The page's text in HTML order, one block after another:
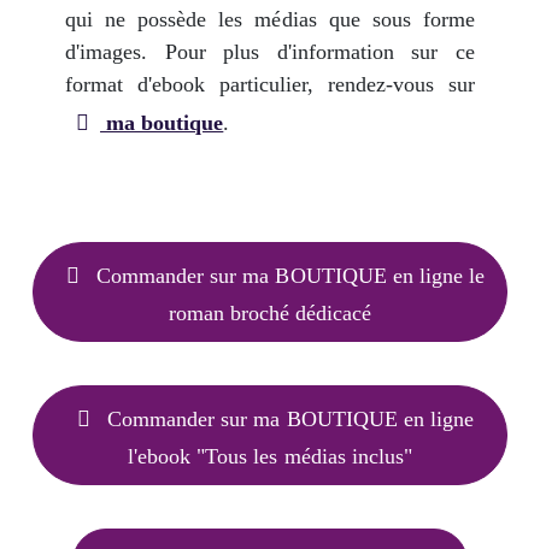
qui ne possède les médias que sous forme
d'images. Pour plus d'information sur ce
format d'ebook particulier, rendez-vous sur
ma boutique.
Commander sur ma BOUTIQUE en ligne le
roman broché dédicacé
Commander sur ma BOUTIQUE en ligne
l'ebook "Tous les médias inclus"